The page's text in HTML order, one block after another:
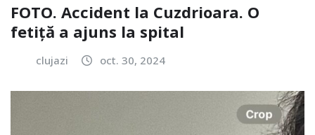
FOTO. Accident la Cuzdrioara. O
fetiță a ajuns la spital
clujazi oct. 30, 2024